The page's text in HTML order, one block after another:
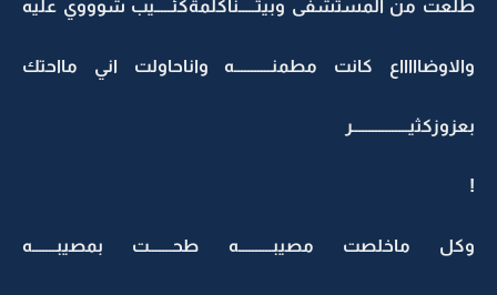
طلعت من المستشفى وبيتـــــناكلمةكئـــــيب شوووي عليه
والاوضاااااع كانت مطمنـــــــــــه واناحاولت اني مااحتك
بعزوزكثيـــــــــــــــــر
!
وكل ماخلصت مصيبــــــــــه طحـــــــت بمصيبـــــــه